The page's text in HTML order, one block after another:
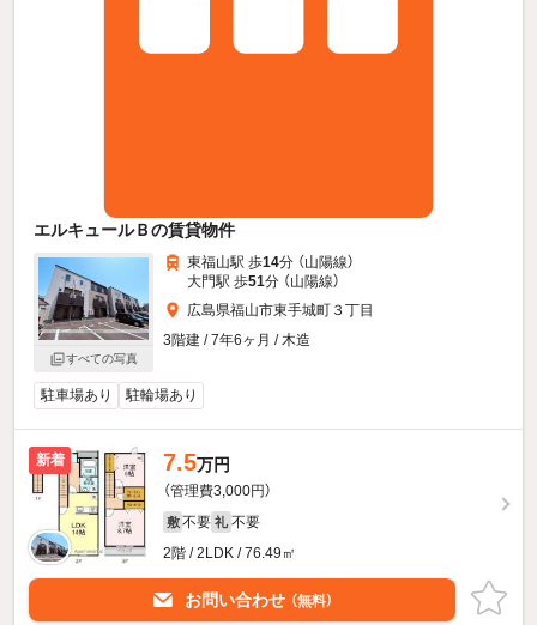
エルキュールＢの賃貸物件
すべての写真
東福山駅 歩14分 （山陽線）
大門駅 歩51分 （山陽線）
広島県福山市東手城町３丁目
3階建 / 7年6ヶ月 / 木造
駐車場あり 駐輪場あり
新着 7.5万円
（管理費3,000円）
敷 不要 礼 不要
2階 / 2LDK / 76.49㎡
お問い合わせ （無料）